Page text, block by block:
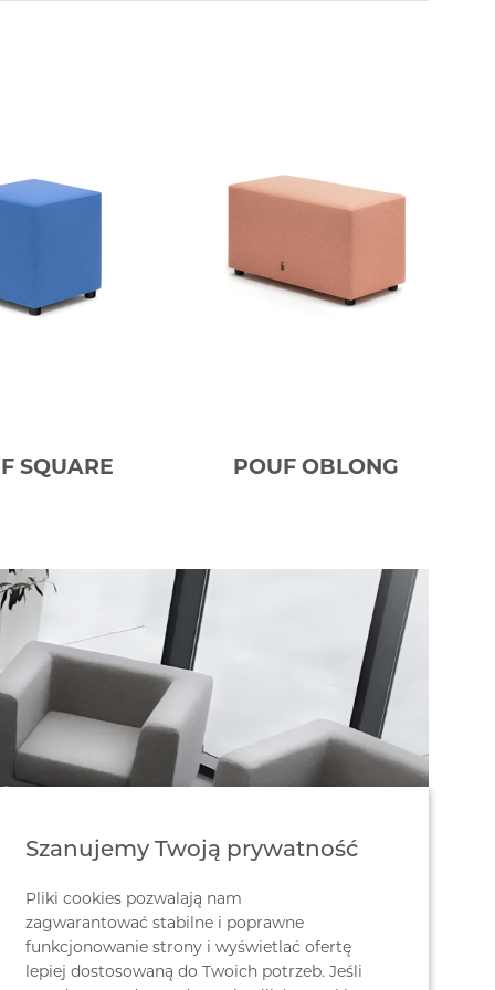
SQUARE POUF OBLONG
Szanujemy Twoją prywatność
Pliki cookies pozwalają nam
zagwarantować stabilne i poprawne
funkcjonowanie strony i wyświetlać ofertę
lepiej dostosowaną do Twoich potrzeb. Jeśli